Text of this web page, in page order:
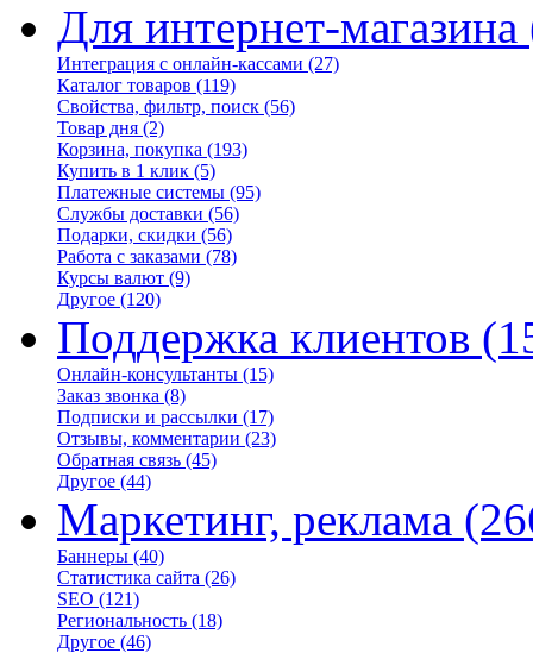
Для интернет-магазина
Интеграция с онлайн-кассами (27)
Каталог товаров (119)
Свойства, фильтр, поиск (56)
Товар дня (2)
Корзина, покупка (193)
Купить в 1 клик (5)
Платежные системы (95)
Службы доставки (56)
Подарки, скидки (56)
Работа с заказами (78)
Курсы валют (9)
Другое (120)
Поддержка клиентов
Онлайн-консультанты (15)
Заказ звонка (8)
Подписки и рассылки (17)
Отзывы, комментарии (23)
Обратная связь (45)
Другое (44)
Маркетинг, реклама
Баннеры (40)
Статистика сайта (26)
SEO (121)
Региональность (18)
Другое (46)